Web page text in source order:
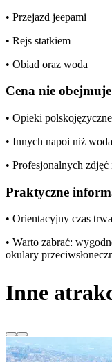
• Przejazd jeepami
• Rejs statkiem
• Obiad oraz woda
Cena nie obejmuje
• Opieki
• Innych napoi niż woda
• Profesjonalnych
Praktyczne
• Orientacyjny czas
• Warto zabrać:
okulary
Inne